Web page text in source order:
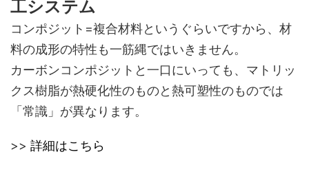
工システム
コンポジット=複合材料というぐらいですから、材
料の成形の特性も一筋縄ではいきません。
カーボンコンポジットと一口にいっても、マトリッ
クス樹脂が熱硬化性のものと熱可塑性のものでは
「常識」が異なります。
>> 詳細はこちら